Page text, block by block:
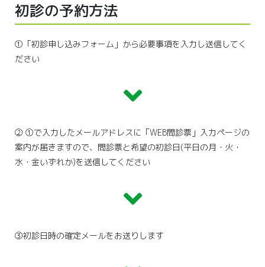
初診の予約方法
①「初診申し込みフォーム」から必要事項を入力し送信してく
ださい
② ①で入力したメールアドレスに「WEB問診票」入力ページの
案内が届きますので、問診票と希望の初診日(平日の月・火・
水・金いずれか)を送信してください
③初診日時の確定メールをお送りします